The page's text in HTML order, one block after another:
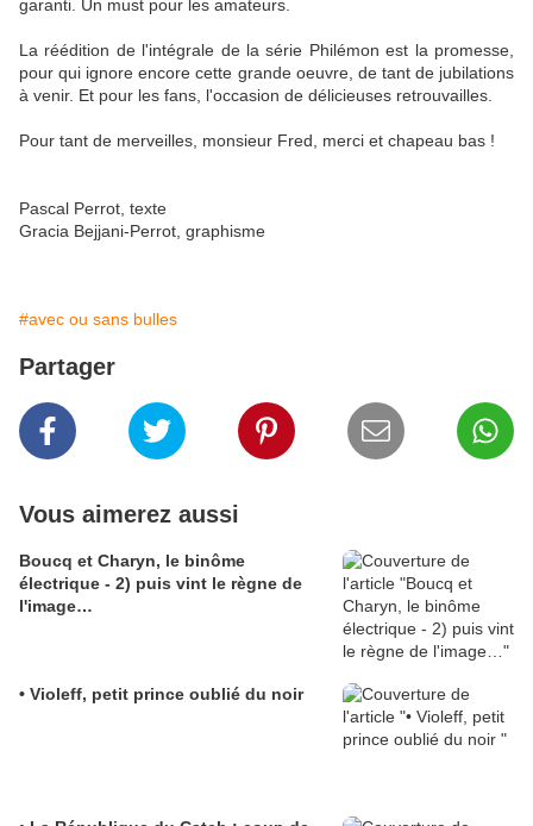
garanti. Un must pour les amateurs.
La réédition de l'intégrale de la série Philémon est la promesse,
pour qui ignore encore cette grande oeuvre, de tant de jubilations
à venir. Et pour les fans, l'occasion de délicieuses retrouvailles.
Pour tant de merveilles, monsieur Fred, merci et chapeau bas !
Pascal Perrot, texte
Gracia Bejjani-Perrot, graphisme
#avec ou sans bulles
Partager
Vous aimerez aussi
Boucq et Charyn, le binôme
électrique - 2) puis vint le règne de
l'image…
• Violeff, petit prince oublié du noir